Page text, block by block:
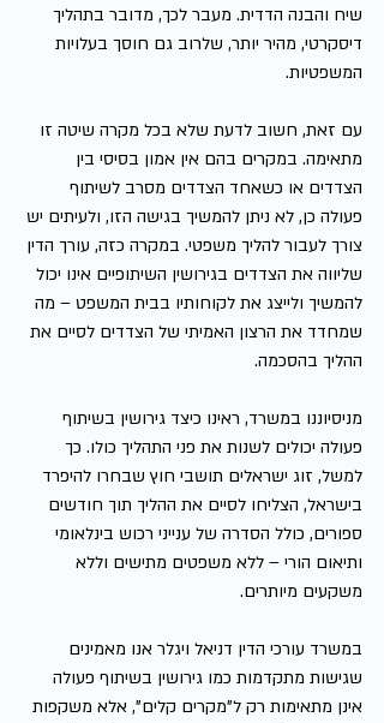
שיח והבנה הדדית. מעבר לכך, מדובר בתהליך
דיסקרטי, מהיר יותר, שלרוב גם חוסך בעלויות
המשפטיות.
עם זאת, חשוב לדעת שלא בכל מקרה שיטה זו
מתאימה. במקרים בהם אין אמון בסיסי בין
הצדדים או כשאחד הצדדים מסרב לשיתוף
פעולה כן, לא ניתן להמשיך בגישה הזו, ולעיתים יש
צורך לעבור להליך משפטי. במקרה כזה, עורך הדין
שליווה את הצדדים בגירושין השיתופיים אינו יכול
להמשיך ולייצג את לקוחותיו בבית המשפט – מה
שמחדד את הרצון האמיתי של הצדדים לסיים את
ההליך בהסכמה.
מניסיוננו במשרד, ראינו כיצד גירושין בשיתוף
פעולה יכולים לשנות את פני התהליך כולו. כך
למשל, זוג ישראלים תושבי חוץ שבחרו להיפרד
בישראל, הצליחו לסיים את ההליך תוך חודשים
ספורים, כולל הסדרה של ענייני רכוש בינלאומי
ותיאום הורי – ללא משפטים מתישים וללא
משקעים מיותרים.
במשרד עורכי הדין דניאל ויגלר אנו מאמינים
שגישות מתקדמות כמו גירושין בשיתוף פעולה
אינן מתאימות רק ל"מקרים קלים", אלא משקפות